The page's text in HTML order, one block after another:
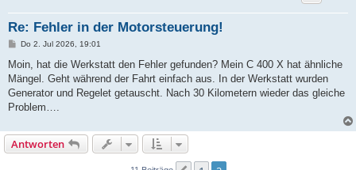
Re: Fehler in der Motorsteuerung!
B
i
r
a
Do 2. Jul 2026, 19:01
Moin, hat die Werkstatt den Fehler gefunden? Mein C 400 X hat ähnliche
Mängel. Geht während der Fahrt einfach aus. In der Werkstatt wurden
Generator und Regelet getauscht. Nach 30 Kilometern wieder das gleiche
Problem….
Antworten